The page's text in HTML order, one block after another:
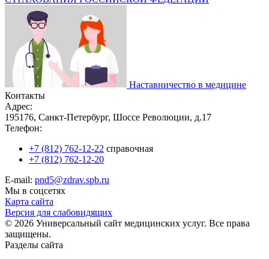
Наставничество в медицине
Контакты
Адрес:
195176, Санкт-Петербург, Шоссе Революции, д.17
Телефон:
+7 (812) 762-12-22 справочная
+7 (812) 762-12-20
E-mail: pnd5@zdrav.spb.ru
Мы в соцсетях
Карта сайта
Версия для слабовидящих
© 2026 Универсальный сайт медицинских услуг. Все права
защищены.
Разделы сайта